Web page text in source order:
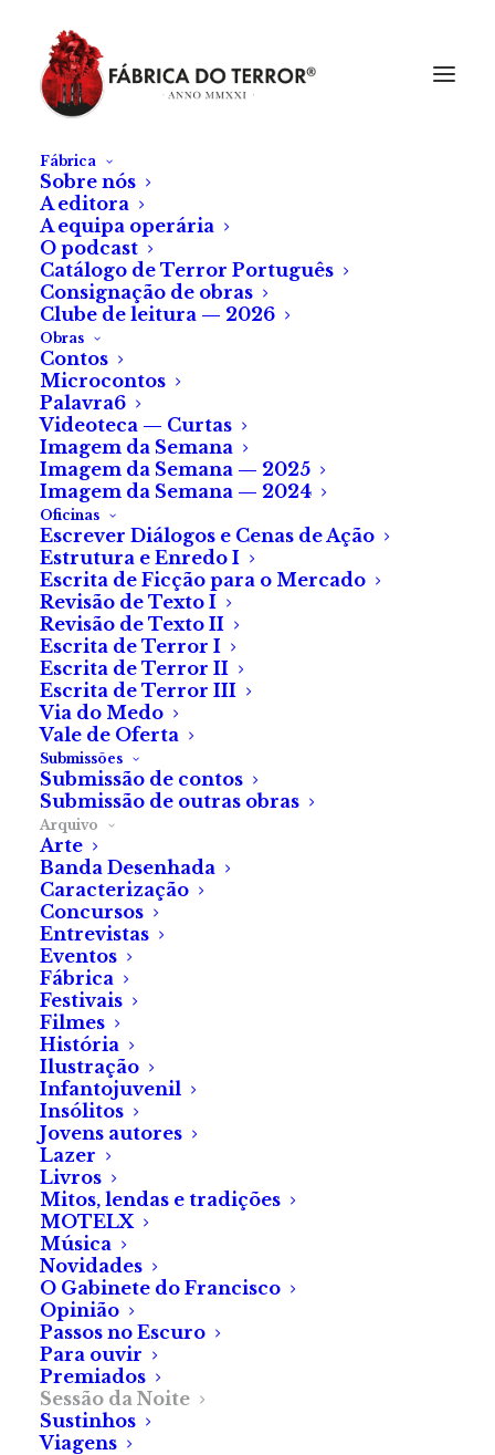
Fábrica
Sobre nós
A editora
A equipa operária
O podcast
Catálogo de Terror Português
Consignação de obras
Clube de leitura — 2026
Obras
Contos
Microcontos
Palavra6
Videoteca — Curtas
Imagem da Semana
Imagem da Semana — 2025
Imagem da Semana — 2024
Oficinas
Escrever Diálogos e Cenas de Ação
Estrutura e Enredo I
Escrita de Ficção para o Mercado
Revisão de Texto I
Revisão de Texto II
Escrita de Terror I
Escrita de Terror II
Escrita de Terror III
Via do Medo
Vale de Oferta
Submissões
Submissão de contos
Submissão de outras obras
Arquivo
Arte
Banda Desenhada
Caracterização
Concursos
Entrevistas
Eventos
Fábrica
Festivais
Filmes
História
Ilustração
Infantojuvenil
Insólitos
Jovens autores
Lazer
Livros
Mitos, lendas e tradições
MOTELX
Música
Novidades
O Gabinete do Francisco
Opinião
Passos no Escuro
Para ouvir
Premiados
Sessão da Noite
Sustinhos
Viagens
Artigo
by Maria Varanda
Sessão da Noite — «O
Homem Invisível», um
filme de Leigh
Whannell